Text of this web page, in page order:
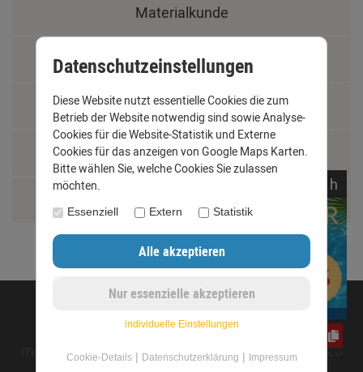
Materialkunde
Fachbegriffe
Jobs
Montage und Installationshilfen
©opyright 2020 - www.dachrinnen-shop.de
h
ified eCommerce Shopsoftware © 2009-2026
Datenschutzeinstellungen
Diese Website nutzt essentielle Cookies die zum
Betrieb der Website notwendig sind sowie Analyse-
Cookies für die Website-Statistik und Externe
Cookies für das anzeigen von Google Maps Karten.
Bitte wählen Sie, welche Cookies Sie zulassen
möchten.
Essenziell Extern Statistik
individuelle Einstellungen
Cookie-Details| Datenschutzerklärung | Impressum